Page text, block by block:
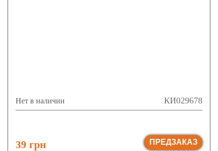
КИ029678
Нет в наличии
39 грн ПРЕДЗАКАЗ